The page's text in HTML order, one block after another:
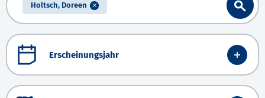
Holtsch, Doreen
Erscheinungsjahr